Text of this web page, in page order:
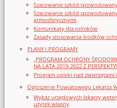
Szacowanie szkód
Szacowanie szkód
atmosferycznymi
Komunikaty dla rolników
Zasady stosowania środków
PLANY I PROGRAMY
„PROGRAM OCHRONY
NA LATA 2019-2022 Z
Program opieki nad zwierzętami
Ogloszenie Powiatowego Lekarza
Wykaz urzędowych lekarzy
użytek własny